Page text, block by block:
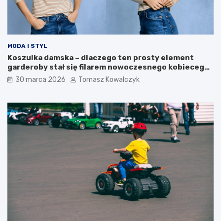
MODA I STYL
Koszulka damska – dlaczego ten prosty element
garderoby stał się filarem nowoczesnego kobiecego
stylu?
30 marca 2026 Tomasz Kowalczyk